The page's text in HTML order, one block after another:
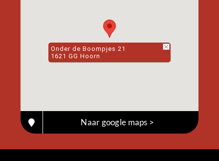
Onder de Boompjes 21
1621 GG Hoorn
Naar google maps >